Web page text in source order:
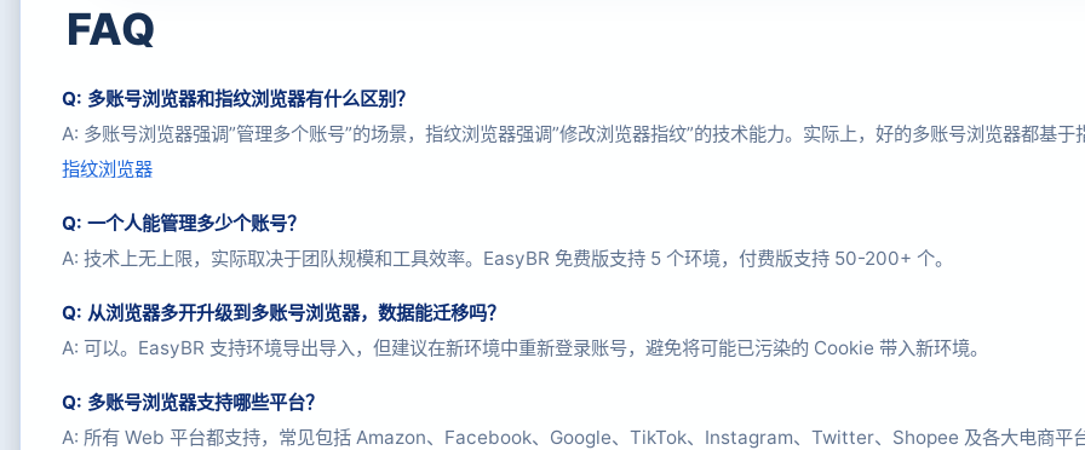
FAQ
Q: 多账号浏览器和指纹浏览器有什么区别？
A: 多账号浏览器强调”管理多个账号”的场景，指纹浏览器强调”修改浏览器指纹”的技术能力。实际上，好的多账号浏览器都基于
指纹浏览器
Q: 一个人能管理多少个账号？
A: 技术上无上限，实际取决于团队规模和工具效率。EasyBR 免费版支持 5 个环境，付费版支持 50-200+ 个。
Q: 从浏览器多开升级到多账号浏览器，数据能迁移吗？
A: 可以。EasyBR 支持环境导出导入，但建议在新环境中重新登录账号，避免将可能已污染的 Cookie 带入新环境。
Q: 多账号浏览器支持哪些平台？
A: 所有 Web 平台都支持，常见包括 Amazon、Facebook、Google、TikTok、Instagram、Twitter、Shopee 及各大电商平